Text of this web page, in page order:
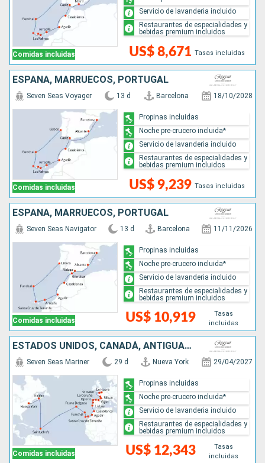
Comidas incluidas US$ 8,671 Tasas incluidas
Servicio de lavanderia incluido
Restaurantes de especialidades y
bebidas premium incluidos
ESPAÑA, MARRUECOS, PORTUGAL
Comidas incluidas
Seven Seas Voyager 13 d Barcelona 18/10/2028
US$ 9,239 Tasas incluidas
Propinas incluidas
Noche pre-crucero incluida*
Servicio de lavanderia incluido
Restaurantes de especialidades y
bebidas premium incluidos
ESPAÑA, MARRUECOS, PORTUGAL
Comidas incluidas
Seven Seas Navigator 13 d Barcelona 11/11/2026
US$ 10,919
Tasas
incluidas
Propinas incluidas
Noche pre-crucero incluida*
Servicio de lavanderia incluido
Restaurantes de especialidades y
bebidas premium incluidos
ESTADOS UNIDOS, CANADÁ, ANTIGUA Y BARBUDA, MARRUECOS, PORTUGAL, ESPAÑA, FRANCIA, REINO UNIDO
Comidas incluidas
Seven Seas Mariner 29 d Nueva York 29/04/2027
US$ 12,343
Tasas
incluidas
Propinas incluidas
Noche pre-crucero incluida*
Servicio de lavanderia incluido
Restaurantes de especialidades y
bebidas premium incluidos